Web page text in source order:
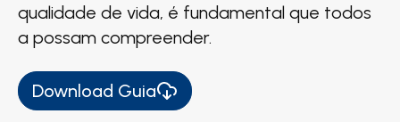
qualidade de vida, é fundamental que todos
a possam compreender.
Download Guia